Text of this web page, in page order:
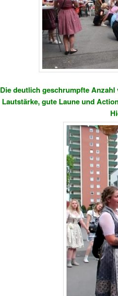
Die deutlich geschrumpfte
Lautstärke, gute Laune und